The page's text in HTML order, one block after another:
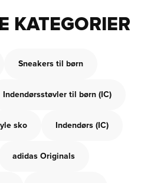
KATEGORIER
Sneakers til børn
Indendørsstøvler til børn (IC)
sko Indendørs (IC)
adidas Originals